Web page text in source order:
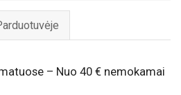
– Nuo 40 € nemokamai